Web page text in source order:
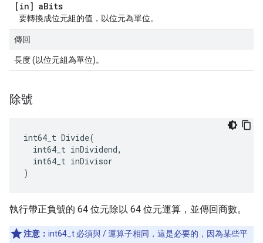
[in] aBits
要轉換成位元組的值，以位元為單位。
傳回
長度 (以位元組為單位)。
除號
int64_t Divide(
  int64_t inDividend,
  int64_t inDivisor
)
執行帶正負號的 64 位元除以 64 位元運算，並傳回商數。
注意： int64_t 必須與 / 運算子相同，這是必要的，因為某些平